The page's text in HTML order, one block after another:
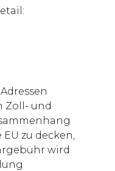
Zoll- und
zu decken,
wird